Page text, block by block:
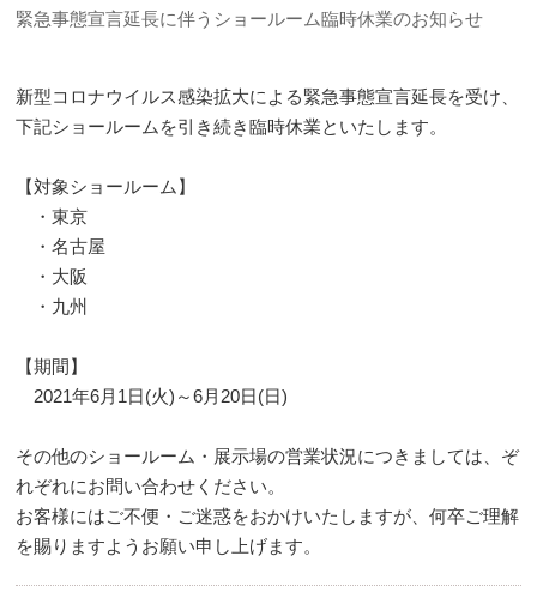
緊急事態宣言延長に伴うショールーム臨時休業のお知らせ
新型コロナウイルス感染拡大による緊急事態宣言延長を受け、
下記ショールームを引き続き臨時休業といたします。
【対象ショールーム】
・東京
・名古屋
・大阪
・九州
【期間】
2021年6月1日(火)～6月20日(日)
その他のショールーム・展示場の営業状況につきましては、ぞ
れぞれにお問い合わせください。
お客様にはご不便・ご迷惑をおかけいたしますが、何卒ご理解
を賜りますようお願い申し上げます。